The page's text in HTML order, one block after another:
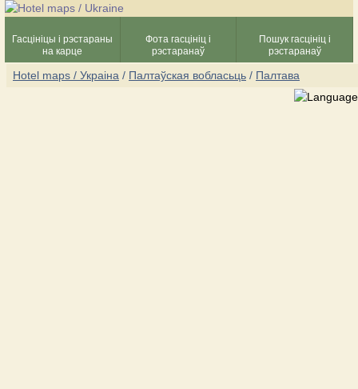
Гасцініцы і рэстараны
на карце
Фота гасцініц і
рэстаранаў
Пошук гасцініц і
рэстаранаў
Hotel maps / Украіна / Палтаўская вобласьць / Палтава